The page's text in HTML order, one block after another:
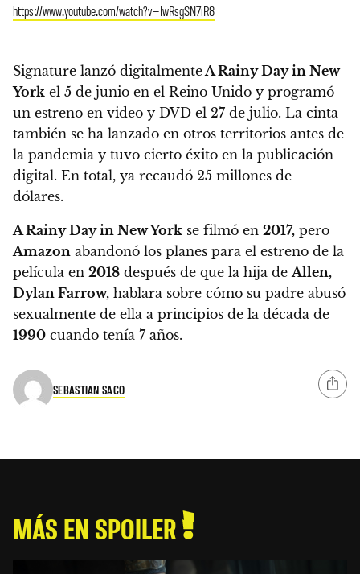
https://www.youtube.com/watch?v=IwRsgSN7iR8
Signature lanzó digitalmente A Rainy Day in New
York el 5 de junio en el Reino Unido y programó
un estreno en video y DVD el 27 de julio. La cinta
también se ha lanzado en otros territorios antes de
la pandemia y tuvo cierto éxito en la publicación
digital. En total, ya recaudó 25 millones de
dólares.
A Rainy Day in New York se filmó en 2017, pero
Amazon abandonó los planes para el estreno de la
película en 2018 después de que la hija de Allen,
Dylan Farrow, hablara sobre cómo su padre abusó
sexualmente de ella a principios de la década de
1990 cuando tenía 7 años.
SEBASTIAN SACO
MÁS EN SPOILER